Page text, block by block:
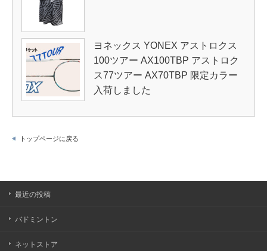
ヨネックス YONEX アストロクス
100ツアー AX100TBP アストロク
ス77ツアー AX70TBP 限定カラー
入荷しました
トップページに戻る
最近の投稿
バドミントン
ネットストア